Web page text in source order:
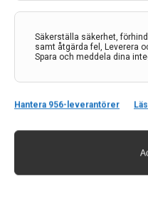
Säkerställa säkerhet,
samt åtgärda fel, Leverera
Spara och meddela dina
Hantera 956-leverantörer
Kontakt
Neurologi i Sverige
c/o Forskaren Office
nis@pharma-